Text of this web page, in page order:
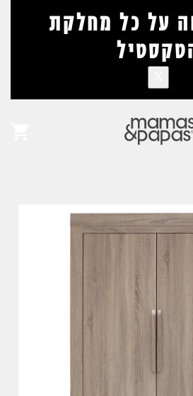
הנחה על כל מחלקת
אין מוצרים בעגלה